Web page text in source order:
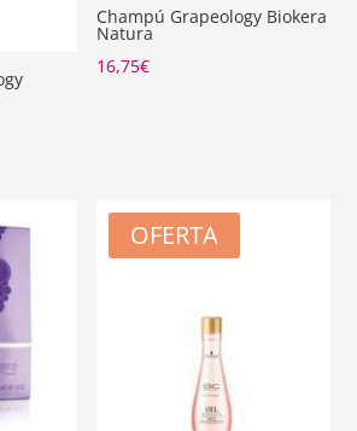
Champú Grapeology Biokera
Natura
16,75€
OFERTA